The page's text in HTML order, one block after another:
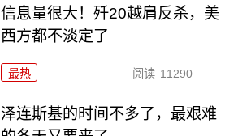
信息量很大！歼20越肩反杀，美
西方都不淡定了
最热 阅读 11290
泽连斯基的时间不多了，最艰难